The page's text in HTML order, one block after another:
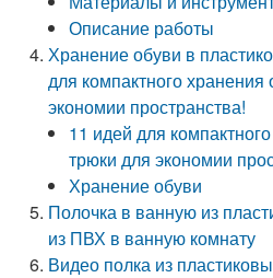
Описание работы
Хранение обуви в
для компактного
экономии пространства!
11 идей для
трюки для экономии
Хранение обуви
Полочка в ванную из
из ПВХ в ванную комнату
Видео полка из